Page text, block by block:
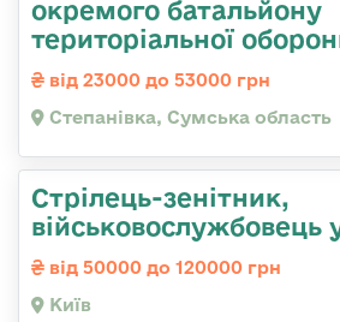
окремого батальйону
територіальної
від 23000 до 53000 грн
Степанівка, Сумська область
Стрілець-зенітник,
військовослужбовець
від 50000 до 120000 грн
Київ